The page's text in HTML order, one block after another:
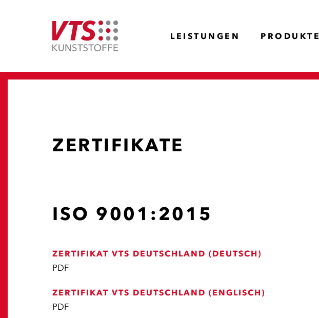
LEISTUNGEN PRODUKTE
ZERTIFIKATE
ISO 9001:2015
ZERTIFIKAT VTS DEUTSCHLAND (DEUTSCH)
PDF
ZERTIFIKAT VTS DEUTSCHLAND (ENGLISCH)
PDF